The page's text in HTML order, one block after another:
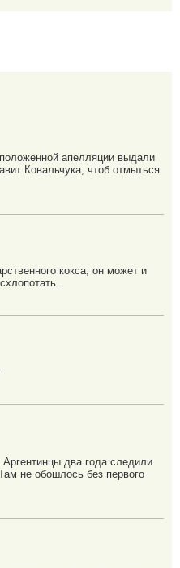
апелляции выдали
Ковальчука, чтоб отмыться
кокса, он может и
два года следили
не обошлось без первого